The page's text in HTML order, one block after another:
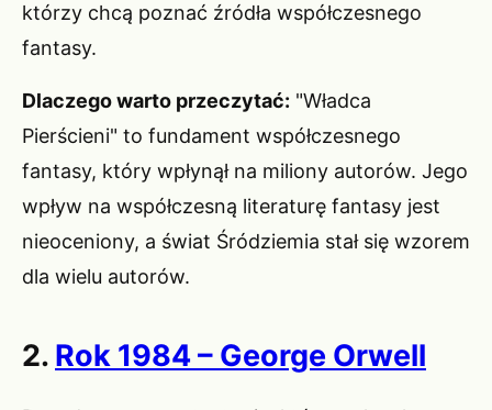
którzy chcą poznać źródła współczesnego
fantasy.
Dlaczego warto przeczytać: "Władca
Pierścieni" to fundament współczesnego
fantasy, który wpłynął na miliony autorów. Jego
wpływ na współczesną literaturę fantasy jest
nieoceniony, a świat Śródziemia stał się wzorem
dla wielu autorów.
2. Rok 1984 – George Orwell